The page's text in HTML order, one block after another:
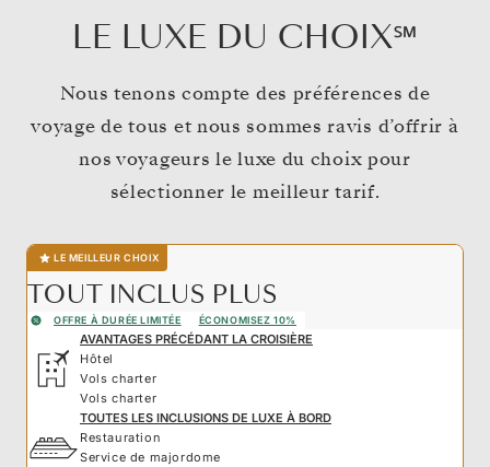
LE LUXE DU CHOIX℠
Nous tenons compte des préférences de
voyage de tous et nous sommes ravis d’offrir à
nos voyageurs le luxe du choix pour
sélectionner le meilleur tarif.
LE MEILLEUR CHOIX
TOUT INCLUS PLUS
OFFRE À DURÉE LIMITÉE ÉCONOMISEZ 10%
AVANTAGES PRÉCÉDANT LA CROISIÈRE
Hôtel
Vols charter
Vols charter
TOUTES LES INCLUSIONS DE LUXE À BORD
Restauration
Service de majordome